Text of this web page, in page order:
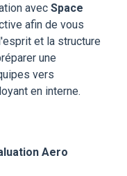
avec Space
afin de vous
et la structure
une
vers
en interne.
Aero